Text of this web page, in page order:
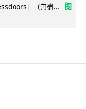
」（無盡...
閱